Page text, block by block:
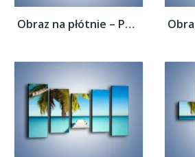
Obraz na płótnie – Pomost wprost do raju –...